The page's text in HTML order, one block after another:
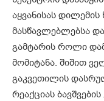
აყვანისას დილემის
მასწავლებლებსა
გამტარის როლი
მომიტანა. შიშით
გაკვეთილის
რეაქციას